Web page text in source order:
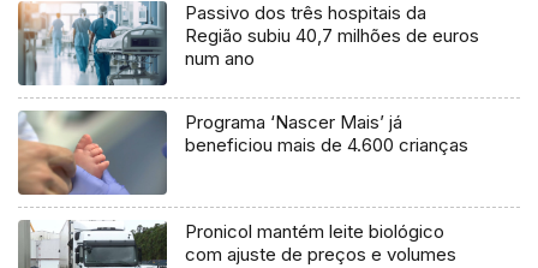
Passivo dos três hospitais da
Região subiu 40,7 milhões de euros
num ano
Programa ‘Nascer Mais’ já
beneficiou mais de 4.600 crianças
Pronicol mantém leite biológico
com ajuste de preços e volumes